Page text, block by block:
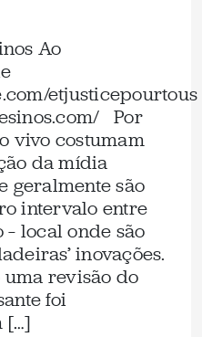
Ao
etjusticepourtous
Por
vivo costumam
da mídia
geralmente são
intervalo entre
local onde são
inovações.
uma revisão do
foi
[…]